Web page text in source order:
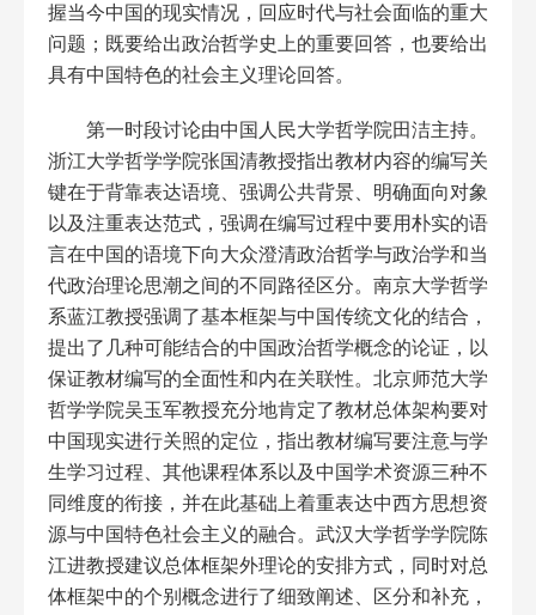
握当今中国的现实情况，回应时代与社会面临的重大
问题；既要给出政治哲学史上的重要回答，也要给出
具有中国特色的社会主义理论回答。
第一时段讨论由中国人民大学哲学院田洁主持。
浙江大学哲学学院张国清教授指出教材内容的编写关
键在于背靠表达语境、强调公共背景、明确面向对象
以及注重表达范式，强调在编写过程中要用朴实的语
言在中国的语境下向大众澄清政治哲学与政治学和当
代政治理论思潮之间的不同路径区分。南京大学哲学
系蓝江教授强调了基本框架与中国传统文化的结合，
提出了几种可能结合的中国政治哲学概念的论证，以
保证教材编写的全面性和内在关联性。北京师范大学
哲学学院吴玉军教授充分地肯定了教材总体架构要对
中国现实进行关照的定位，指出教材编写要注意与学
生学习过程、其他课程体系以及中国学术资源三种不
同维度的衔接，并在此基础上着重表达中西方思想资
源与中国特色社会主义的融合。武汉大学哲学学院陈
江进教授建议总体框架外理论的安排方式，同时对总
体框架中的个别概念进行了细致阐述、区分和补充，